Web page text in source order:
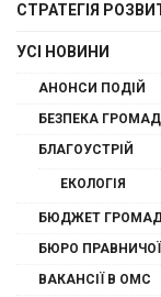
СТРАТЕГІЯ
УСІ НОВИНИ
АНОНСИ ПОДІЙ
БЕЗПЕКА
БЛАГОУСТРІЙ
ЕКОЛОГІЯ
БЮДЖЕТ
БЮРО
ВАКАНСІЇ В ОМС